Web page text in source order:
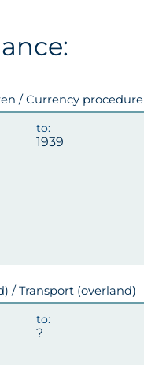
/ Currency procedure
1939
/ Transport (overland)